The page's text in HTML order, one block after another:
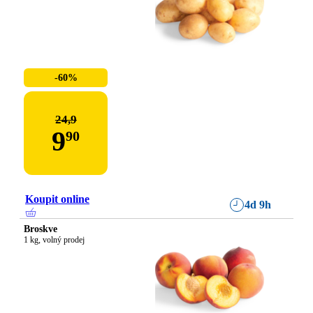
-60%
24,9
990
Koupit online 4d 9h
Broskve
1 kg, volný prodej